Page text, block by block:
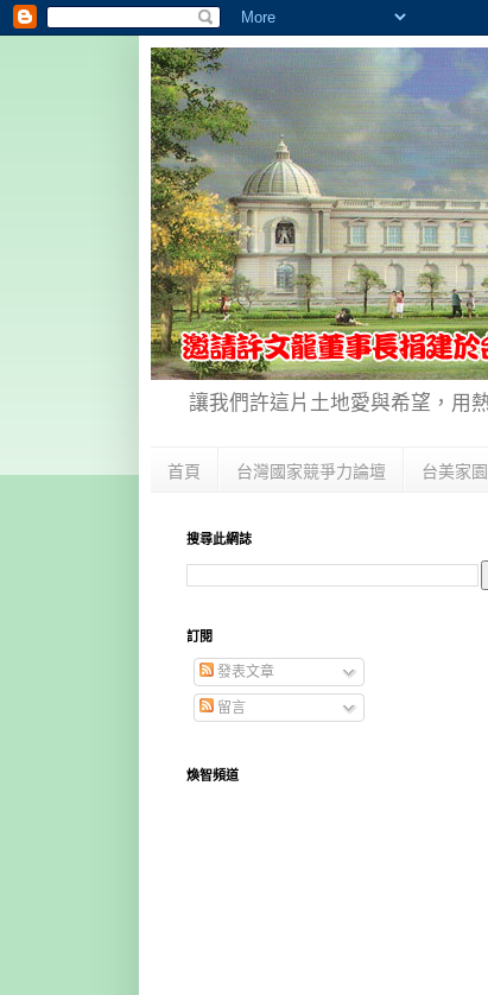
讓我們許這片土地愛與希望，用
首頁 台灣國家競爭力論壇 台美家園
搜尋此網誌
訂閱
發表文章
留言
煥智頻道